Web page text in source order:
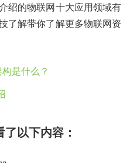
绍的物联网十大应用领域有
了解带你了解更多物联网资
是什么？
以下内容：